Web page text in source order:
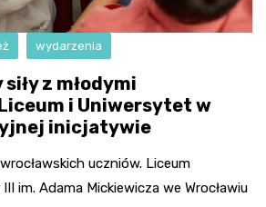
wydarzenia
siły z młodymi
i Uniwersytet w
inicjatywie
uczniów. Liceum
im. Adama Mickiewicza we Wrocławiu